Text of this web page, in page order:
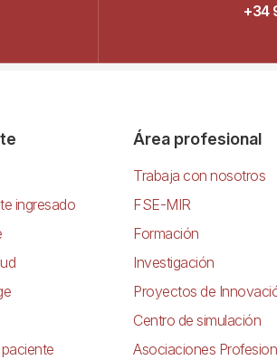
+34
ingresado
Área profesional
Trabaja con nosotros
FSE-MIR
Formación
Investigación
Proyectos de
Centro de simulación
Asociaciones